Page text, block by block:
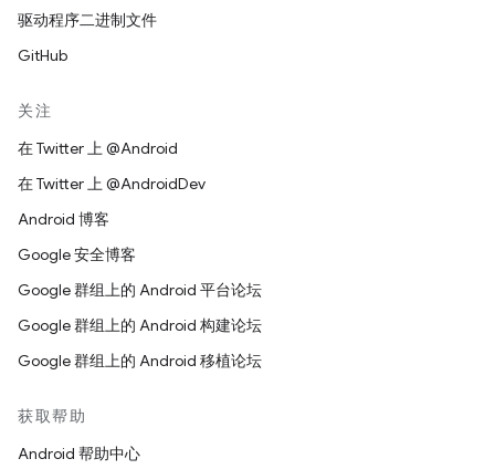
驱动程序二进制文件
GitHub
关注
在 Twitter 上 @Android
在 Twitter 上 @AndroidDev
Android 博客
Google 安全博客
Google 群组上的 Android 平台论坛
Google 群组上的 Android 构建论坛
Google 群组上的 Android 移植论坛
获取帮助
Android 帮助中心